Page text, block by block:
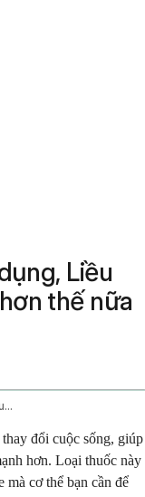
Liều
thế nữa
Alglucerase Intravenous Route
đổi cuộc sống, giúp
hơn. Loại thuốc này
mà cơ thể bạn cần để